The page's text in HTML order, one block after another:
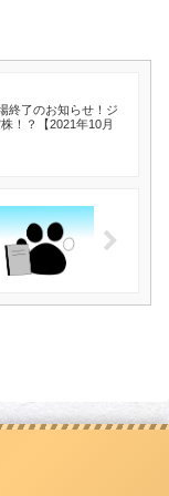
終了のお知らせ！ジ
！？【2021年10月